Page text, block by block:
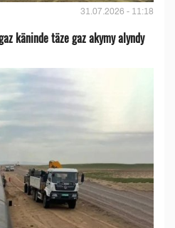
31.07.2026 - 11:18
käninde täze gaz akymy alyndy